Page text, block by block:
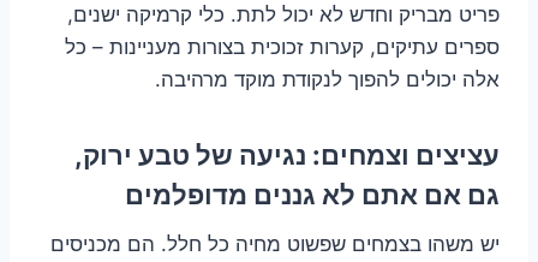
פריט מבריק וחדש לא יכול לתת. כלי קרמיקה ישנים,
ספרים עתיקים, קערות זכוכית בצורות מעניינות – כל
אלה יכולים להפוך לנקודת מוקד מרהיבה.
עציצים וצמחים: נגיעה של טבע ירוק,
גם אם אתם לא גננים מדופלמים
יש משהו בצמחים שפשוט מחיה כל חלל. הם מכניסים